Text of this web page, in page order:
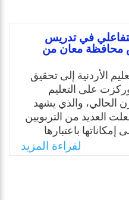
في تدريس
محافظة معان من
الأردنية إلى تحقيق
على التعليم
الحالي، والذي يشهد
العديد من التربويين
باعتبارها
نوعي في المنظومة
ومخرجاتها. ومن
لقراءة المزيد